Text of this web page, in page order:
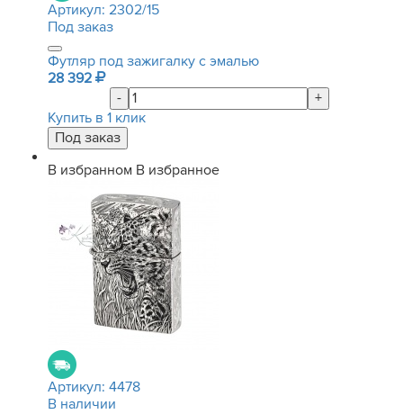
Артикул: 2302/15
Под заказ
Футляр под зажигалку с эмалью
28 392
-
+
Купить в 1 клик
В избранном В избранное
Артикул: 4478
В наличии